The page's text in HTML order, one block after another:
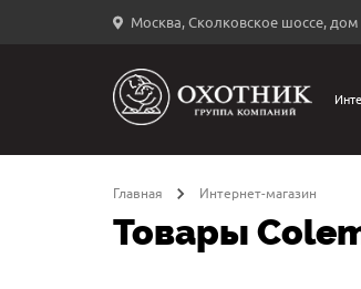
Москва, Сколковское шоссе, дом
←
Главная Интернет-магазин
Товары